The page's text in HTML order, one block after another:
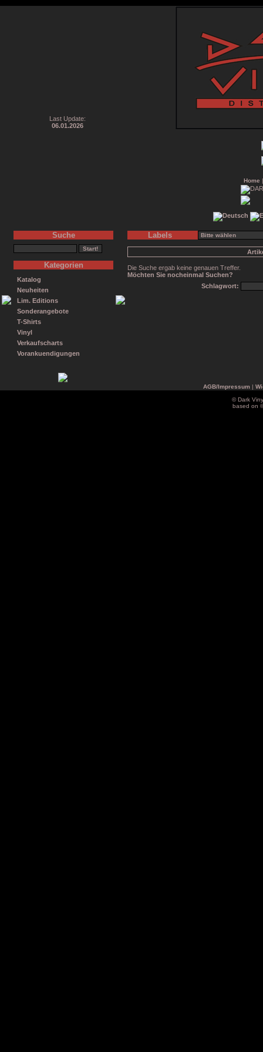
Last Update:
06.01.2026
Home
Suche
Kategorien
Katalog
Neuheiten
Lim. Editions
Sonderangebote
T-Shirts
Vinyl
Verkaufscharts
Vorankuendigungen
Labels
Die Suche ergab keine genauen Treffer.
Möchten Sie nocheinmal Suchen?
Schlagwort:
AGB/Impressum|
© Dark
based on